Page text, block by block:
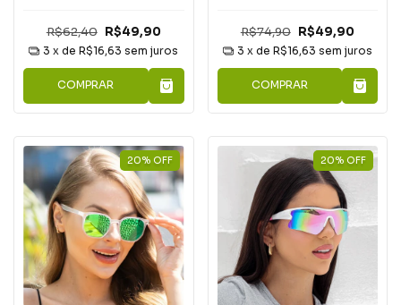
R$62,40 R$49,90
3 x deR$16,63 sem juros
COMPRAR
R$74,90 R$49,90
3 x de R$16,63 sem juros
COMPRAR
20% OFF 20% OFF